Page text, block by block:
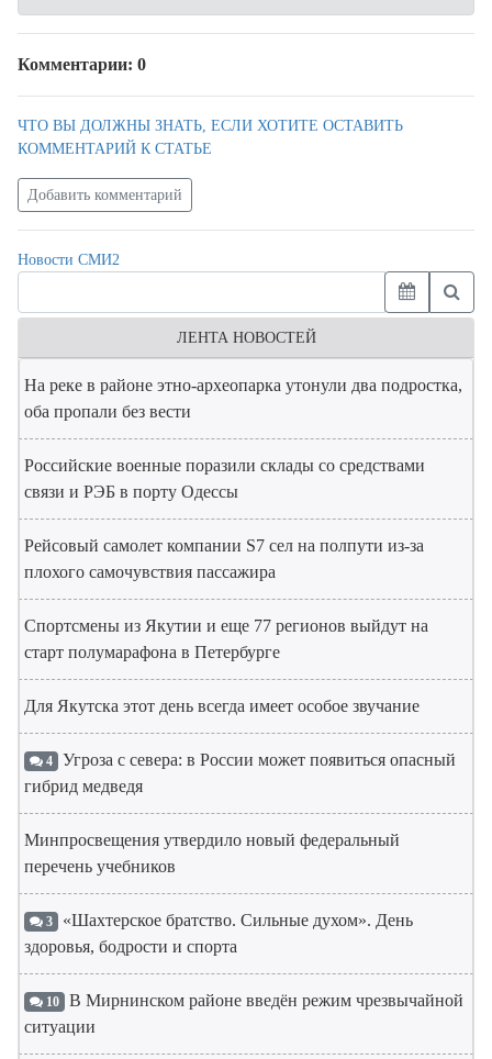
Комментарии: 0
ЧТО ВЫ ДОЛЖНЫ ЗНАТЬ, ЕСЛИ ХОТИТЕ ОСТАВИТЬ
КОММЕНТАРИЙ К СТАТЬЕ
Добавить комментарий
Новости СМИ2
ЛЕНТА НОВОСТЕЙ
На реке в районе этно-археопарка утонули два подростка,
оба пропали без вести
Российские военные поразили склады со средствами
связи и РЭБ в порту Одессы
Рейсовый самолет компании S7 сел на полпути из-за
плохого самочувствия пассажира
Спортсмены из Якутии и еще 77 регионов выйдут на
старт полумарафона в Петербурге
Для Якутска этот день всегда имеет особое звучание
4 Угроза с севера: в России может появиться опасный
гибрид медведя
Минпросвещения утвердило новый федеральный
перечень учебников
3 «Шахтерское братство. Сильные духом». День
здоровья, бодрости и спорта
10 В Мирнинском районе введён режим чрезвычайной
ситуации